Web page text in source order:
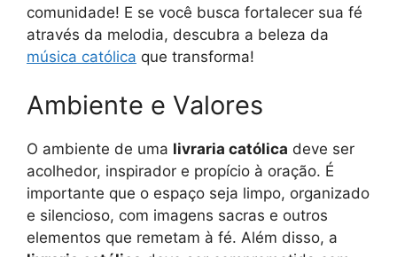
comunidade! E se você busca fortalecer sua fé
através da melodia, descubra a beleza da
música católica que transforma!
Ambiente e Valores
O ambiente de uma livraria católica deve ser
acolhedor, inspirador e propício à oração. É
importante que o espaço seja limpo, organizado
e silencioso, com imagens sacras e outros
elementos que remetam à fé. Além disso, a